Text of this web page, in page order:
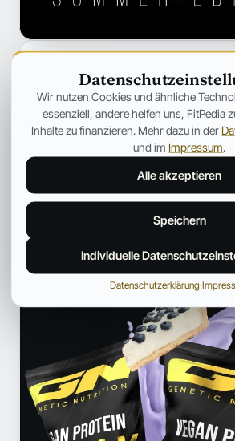
Fitpedia
REDAKTION UND
Ein interdisziplinäres Redaktionsteam mit
Ernährung und die Fitness-Szene.
ANZEIGE
Wir nutzen Cookies und ähnliche
essenziell, andere helfen uns, FitPedia
Inhalte zu finanzieren. Mehr dazu in der
und im Impressum
Alle akzeptieren
Speichern
Individuelle
Datenschutzerklärung·